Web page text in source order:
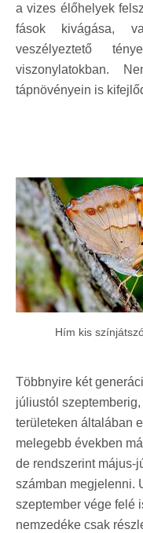
a vizes élőhelyek
fások kivágása,
veszélyeztető
viszonylatokban.
tápnövényein is
Hím kis
Többnyire két
júliustól
területeken általában
melegebb években
de rendszerint május-
számban megjelenni.
szeptember vége felé
nemzedéke csak